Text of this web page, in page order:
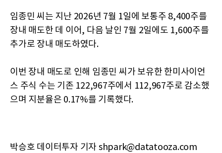
임종민 씨는 지난 2026년 7월 1일에 보통주 8,400주를
장내 매도한 데 이어, 다음 날인 7월 2일에도 1,600주를
추가로 장내 매도하였다.
이번 장내 매도로 인해 임종민 씨가 보유한 한미사이언
스 주식 수는 기존 122,967주에서 112,967주로 감소했
으며 지분율은 0.17%를 기록했다.
박승호 데이터투자 기자 shpark@datatooza.com